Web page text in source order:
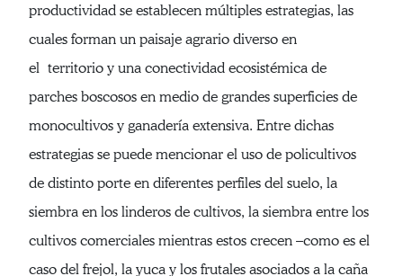
productividad se establecen múltiples estrategias, las
cuales forman un paisaje agrario diverso en
el territorio y una conectividad ecosistémica de
parches boscosos en medio de grandes superficies de
monocultivos y ganadería extensiva. Entre dichas
estrategias se puede mencionar el uso de policultivos
de distinto porte en diferentes perfiles del suelo, la
siembra en los linderos de cultivos, la siembra entre los
cultivos comerciales mientras estos crecen –como es el
caso del frejol, la yuca y los frutales asociados a la caña